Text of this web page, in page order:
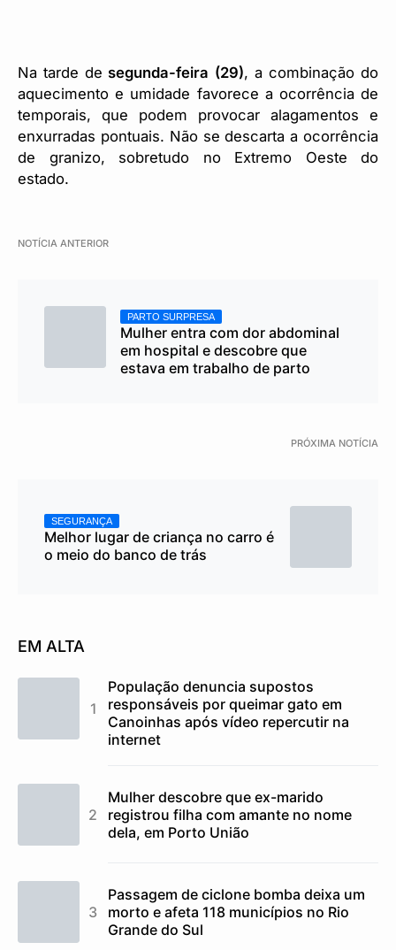
Na tarde de segunda-feira (29), a combinação do
aquecimento e umidade favorece a ocorrência de
temporais, que podem provocar alagamentos e
enxurradas pontuais. Não se descarta a ocorrência
de granizo, sobretudo no Extremo Oeste do
estado.
NOTÍCIA ANTERIOR
PARTO SURPRESA
Mulher entra com dor abdominal
em hospital e descobre que
estava em trabalho de parto
PRÓXIMA NOTÍCIA
SEGURANÇA
Melhor lugar de criança no carro é
o meio do banco de trás
EM ALTA
População denuncia supostos
responsáveis por queimar gato em
Canoinhas após vídeo repercutir na
internet
Mulher descobre que ex-marido
registrou filha com amante no nome
dela, em Porto União
Passagem de ciclone bomba deixa um
morto e afeta 118 municípios no Rio
Grande do Sul